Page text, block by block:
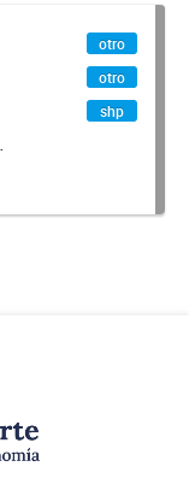
otro
otro
shp